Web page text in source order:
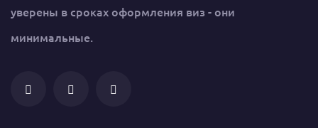
уверены в сроках оформления виз - они
минимальные.